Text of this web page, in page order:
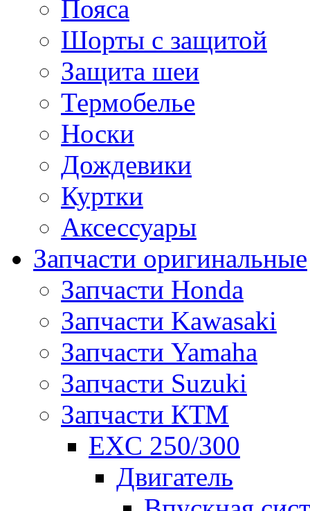
Пояса
Шорты с защитой
Защита шеи
Термобелье
Носки
Дождевики
Куртки
Аксессуары
Запчасти оригинальные
Запчасти Honda
Запчасти Kawasaki
Запчасти Yamaha
Запчасти Suzuki
Запчасти КТМ
EXC 250/300
Двигатель